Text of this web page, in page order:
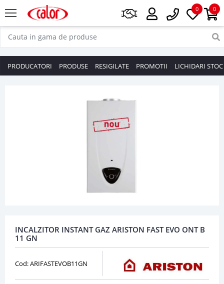
0
0
PRODUCATORI PRODUSE RESIGILATE PROMOTII LICHIDARI STOC
INCALZITOR INSTANT GAZ ARISTON FAST EVO ONT B
11 GN
Cod: ARIFASTEVOB11GN